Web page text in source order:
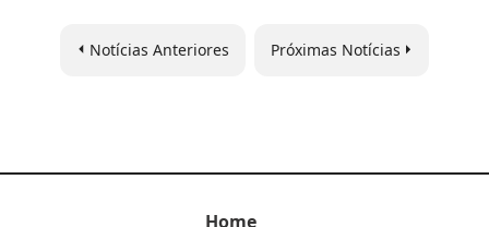
Notícias Anteriores Próximas Notícias
Home